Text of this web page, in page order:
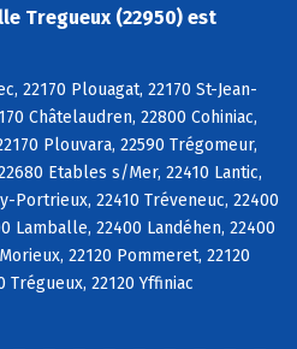
Tregueux (22950) est
22170 Plouagat, 22170 St-Jean-
Châtelaudren, 22800 Cohiniac,
Plouvara, 22590 Trégomeur,
Etables s/Mer, 22410 Lantic,
Portrieux, 22410 Tréveneuc, 22400
Lamballe, 22400 Landéhen, 22400
22120 Pommeret, 22120
Trégueux, 22120 Yffiniac